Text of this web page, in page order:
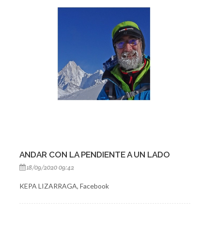
ANDAR CON LA PENDIENTE A UN LADO
18/09/2020 09:42
KEPA LIZARRAGA, Facebook